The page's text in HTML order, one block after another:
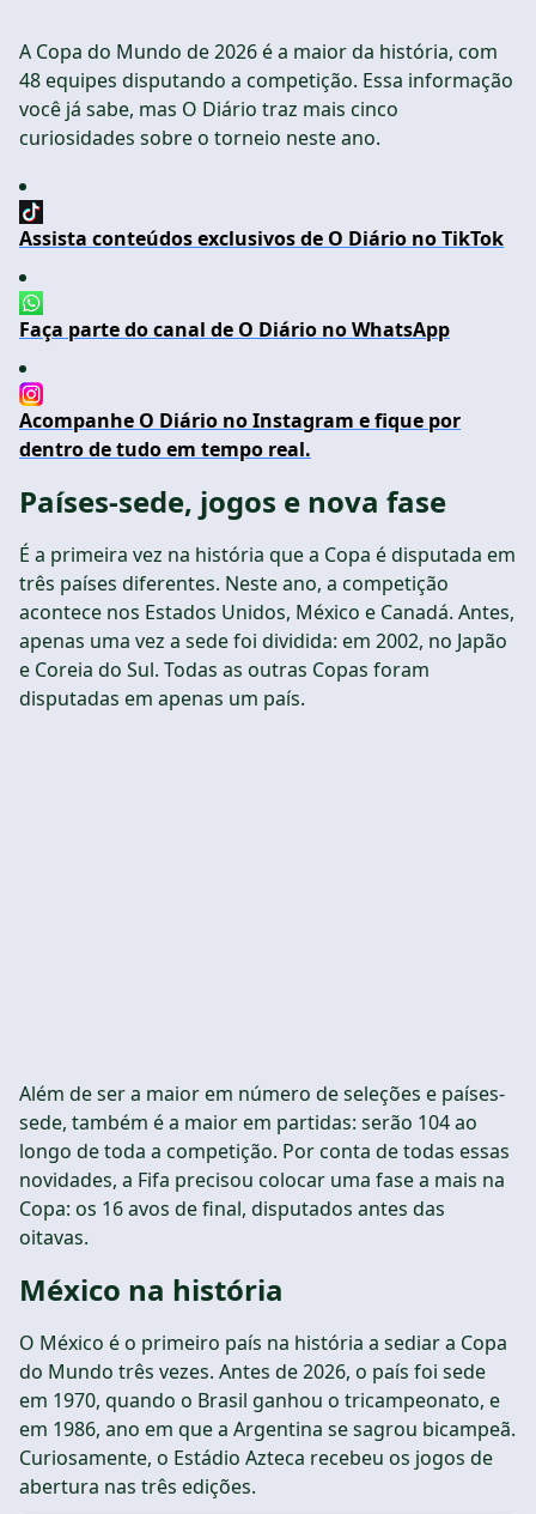
A Copa do Mundo de 2026 é a maior da história, com
48 equipes disputando a competição. Essa informação
você já sabe, mas O Diário traz mais cinco
curiosidades sobre o torneio neste ano.
Assista conteúdos exclusivos de O Diário no TikTok
Faça parte do canal de O Diário no WhatsApp
Acompanhe O Diário no Instagram e fique por
dentro de tudo em tempo real.
Países-sede, jogos e nova fase
É a primeira vez na história que a Copa é disputada em
três países diferentes. Neste ano, a competição
acontece nos Estados Unidos, México e Canadá. Antes,
apenas uma vez a sede foi dividida: em 2002, no Japão
e Coreia do Sul. Todas as outras Copas foram
disputadas em apenas um país.
Além de ser a maior em número de seleções e países-
sede, também é a maior em partidas: serão 104 ao
longo de toda a competição. Por conta de todas essas
novidades, a Fifa precisou colocar uma fase a mais na
Copa: os 16 avos de final, disputados antes das
oitavas.
México na história
O México é o primeiro país na história a sediar a Copa
do Mundo três vezes. Antes de 2026, o país foi sede
em 1970, quando o Brasil ganhou o tricampeonato, e
em 1986, ano em que a Argentina se sagrou bicampeã.
Curiosamente, o Estádio Azteca recebeu os jogos de
abertura nas três edições.